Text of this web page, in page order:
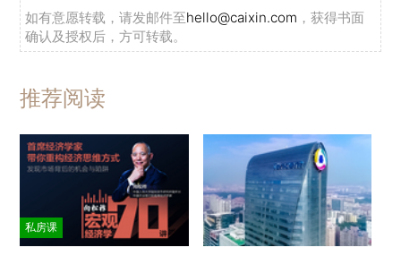
如有意愿转载，请发邮件至hello@caixin.com ，获得书面
确认及授权后，方可转载。
推荐阅读
私房课